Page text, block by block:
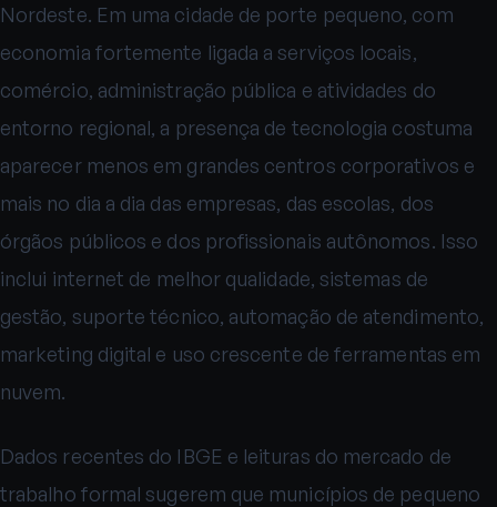
Nordeste. Em uma cidade de porte pequeno, com
economia fortemente ligada a serviços locais,
comércio, administração pública e atividades do
entorno regional, a presença de tecnologia costuma
aparecer menos em grandes centros corporativos e
mais no dia a dia das empresas, das escolas, dos
órgãos públicos e dos profissionais autônomos. Isso
inclui internet de melhor qualidade, sistemas de
gestão, suporte técnico, automação de atendimento,
marketing digital e uso crescente de ferramentas em
nuvem.
Dados recentes do IBGE e leituras do mercado de
trabalho formal sugerem que municípios de pequeno